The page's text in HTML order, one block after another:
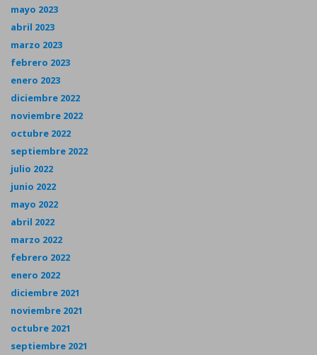
mayo 2023
abril 2023
marzo 2023
febrero 2023
enero 2023
diciembre 2022
noviembre 2022
octubre 2022
septiembre 2022
julio 2022
junio 2022
mayo 2022
abril 2022
marzo 2022
febrero 2022
enero 2022
diciembre 2021
noviembre 2021
octubre 2021
septiembre 2021